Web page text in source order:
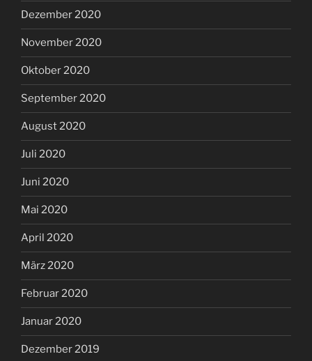
Dezember 2020
November 2020
Oktober 2020
September 2020
August 2020
Juli 2020
Juni 2020
Mai 2020
April 2020
März 2020
Februar 2020
Januar 2020
Dezember 2019